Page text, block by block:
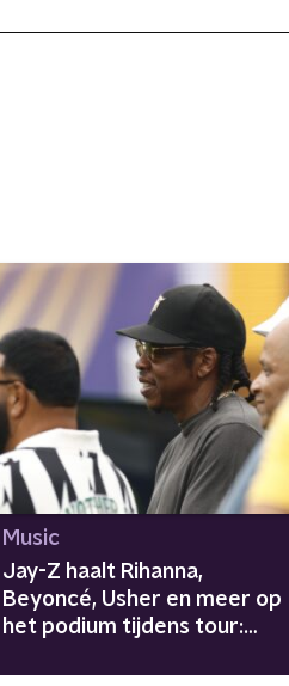
Music
Jay-Z haalt Rihanna,
Beyoncé, Usher en meer op
het podium tijdens tour: